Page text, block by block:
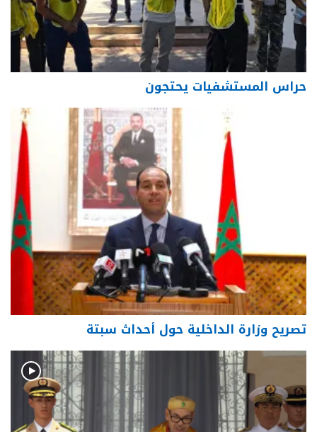
حراس المستشفيات يحتجون
تصريح وزارة الداخلية حول أحداث سبتة